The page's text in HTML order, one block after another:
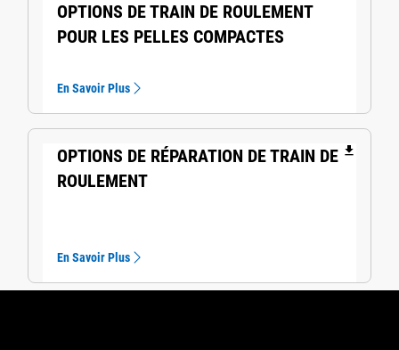
OPTIONS DE TRAIN DE ROULEMENT
POUR LES PELLES COMPACTES
En Savoir Plus
OPTIONS DE RÉPARATION DE TRAIN DE
ROULEMENT
file_download
En Savoir Plus